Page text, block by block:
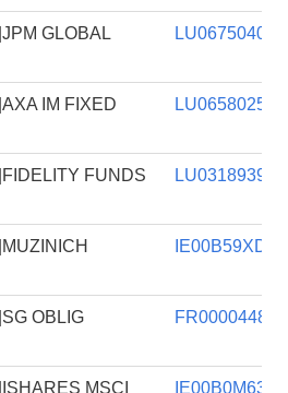
GLOBAL
IM FIXED
FUNDS
OBLIG
MSCI